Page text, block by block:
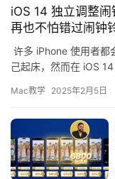
iOS 14 独立调整闹
再也不怕错过闹钟
许多 iPhone 使用者都
己起床，然而在 iOS
Mac教学 2025年2月5日